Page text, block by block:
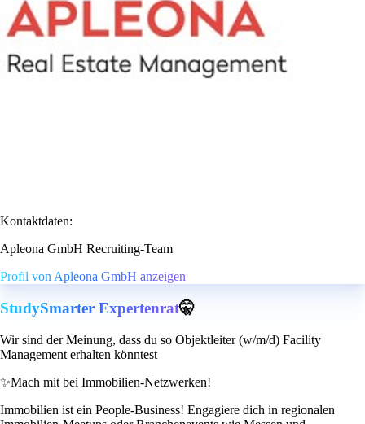
Kontaktdaten:
Apleona GmbH Recruiting-Team
Profil von Apleona GmbH anzeigen
StudySmarter Expertenrat🤫
Wir sind der Meinung, dass du so Objektleiter (w/m/d) Facility
Management erhalten könntest
✨Mach mit bei Immobilien-Netzwerken!
Immobilien ist ein People-Business! Engagiere dich in regionalen